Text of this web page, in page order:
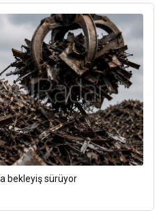
bekleyiş sürüyor